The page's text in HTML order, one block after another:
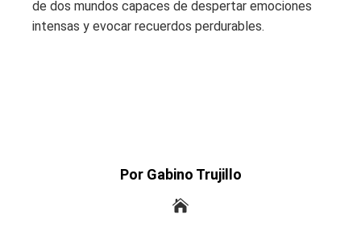
de dos mundos capaces de despertar emociones
intensas y evocar recuerdos perdurables.
Por Gabino Trujillo